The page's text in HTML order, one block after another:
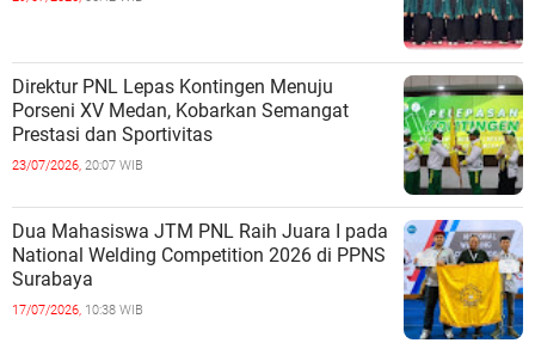
Direktur PNL Lepas Kontingen Menuju
Porseni XV Medan, Kobarkan Semangat
Prestasi dan Sportivitas
23/07/2026, 20:07 WIB
Dua Mahasiswa JTM PNL Raih Juara I pada
National Welding Competition 2026 di PPNS
Surabaya
17/07/2026, 10:38 WIB